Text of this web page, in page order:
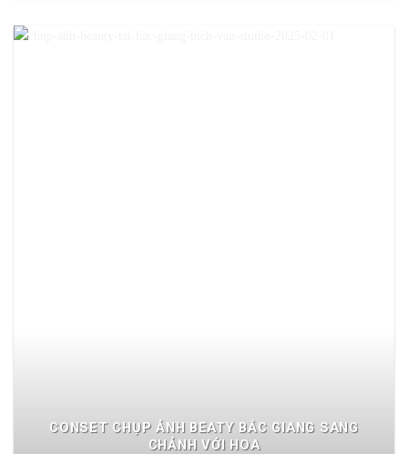
CONSET CHỤP ẢNH BEATY BẮC GIANG SANG
CHẢNH VỚI HOA